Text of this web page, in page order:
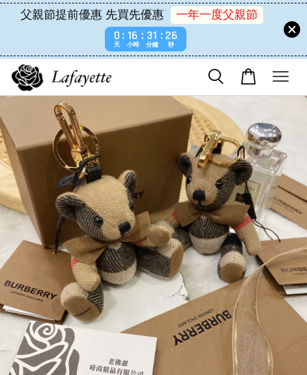
父親節提前優惠 先買先優惠
一年一度父親節
0
天
16
小時
31
分鐘
26
秒